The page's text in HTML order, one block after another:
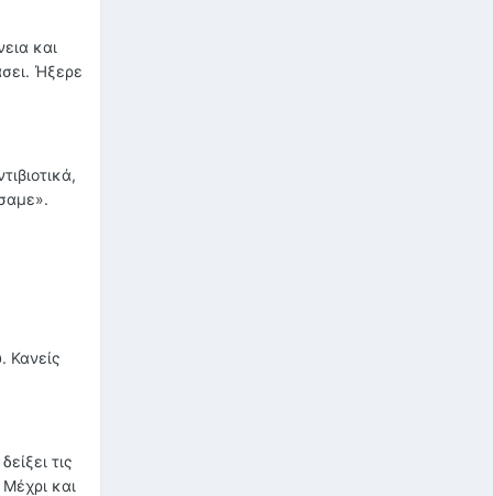
και
Ήξερε
Κανείς
τις
και